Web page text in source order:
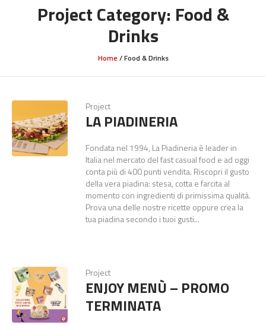
Project Category: Food &
Drinks
Home/Food & Drinks
Project
LA PIADINERIA
Fondata nel 1994, La Piadineria è leader in
Italia nel mercato del fast casual food e ad oggi
conta più di 400 punti vendita. Riscopri il gusto
della vera piadina: stesa, cotta e farcita al
momento con ingredienti di primissima qualità.
Prova una delle nostre ricette oppure crea la
tua piadina secondo i tuoi gusti...
Project
ENJOY MENÙ – PROMO
TERMINATA